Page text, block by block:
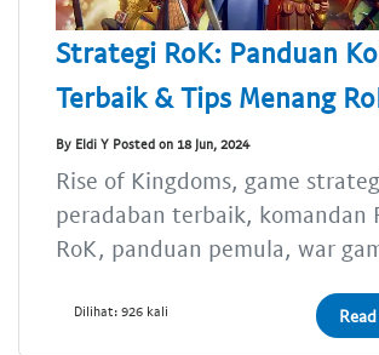
Strategi RoK: Panduan
Terbaik & Tips Menang
By Eldi Y Posted on 18 Jun, 2024
Rise of Kingdoms, game
peradaban terbaik, komandan
RoK, panduan pemula, war
Dilihat: 926 kali